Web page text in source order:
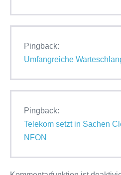
Pingback:
Umfangreiche
Pingback:
Telekom setzt in Sachen
NFON